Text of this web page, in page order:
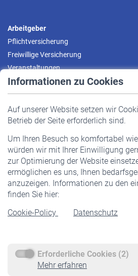
Informationen zu Cookies
Auf unserer Website setzen wir
Betrieb der Seite erforderlich sind.
Um Ihren Besuch so komfortabel
würden wir mit Ihrer Einwilligung
zur Optimierung der Website
ermöglichen es uns, Ihnen
anzuzeigen. Informationen zu den
finden Sie hier:
Cookie-Policy
Datenschutz
Erforderliche Cookies (2)
Mehr erfahren
Arbeitgeber
Pflichtversicherung
Freiwillige Versicherung
Veranstaltungen
Pflichtversicherung
Staatliche Förderung
Veranstaltungen
Rentner
Rentenbeginn
Rente beantragen
Service
Informationen